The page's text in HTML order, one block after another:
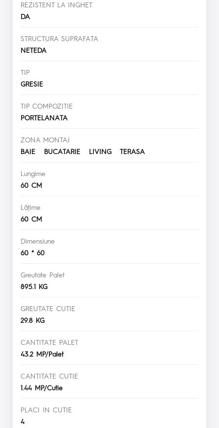
REZISTENT LA INGHET
DA
STRUCTURA SUPRAFATA
NETEDA
TIP
GRESIE
TIP COMPOZITIE
PORTELANATA
ZONA MONTAJ
BAIE BUCATARIE LIVING TERASA
Lungime
60 CM
Lăţime
60 CM
Dimensiune
60 * 60
Greutate Palet
895.1 KG
GREUTATE CUTIE
29.8 KG
CANTITATE PALET
43.2 MP/Palet
CANTITATE CUTIE
1.44 MP/Cutie
PLACI IN CUTIE
4